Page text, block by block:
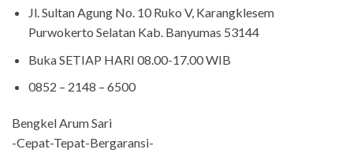
Jl. Sultan Agung No. 10 Ruko V, Karangklesem
Purwokerto Selatan Kab. Banyumas 53144
Buka SETIAP HARI 08.00-17.00 WIB
0852 – 2148 – 6500
Bengkel Arum Sari
-Cepat-Tepat-Bergaransi-